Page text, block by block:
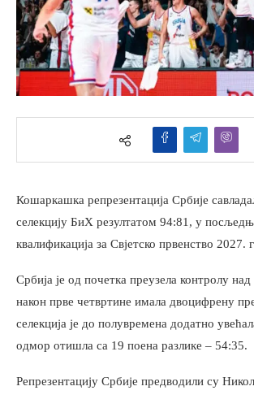
Кошаркашка репрезентација Србије
селекцију БиХ резултатом 94:81, у
квалификација за Свјетско првенство 2027.
Србија је од почетка преузела контролу
након прве четвртине имала двоцифрену
селекција је до полувремена додатно
одмор отишла са 19 поена разлике – 54:35.
Репрезентацију Србије предводили су